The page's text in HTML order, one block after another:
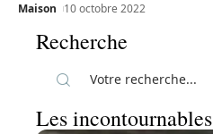
Maison 10 octobre 2022
Recherche
Les incontournables